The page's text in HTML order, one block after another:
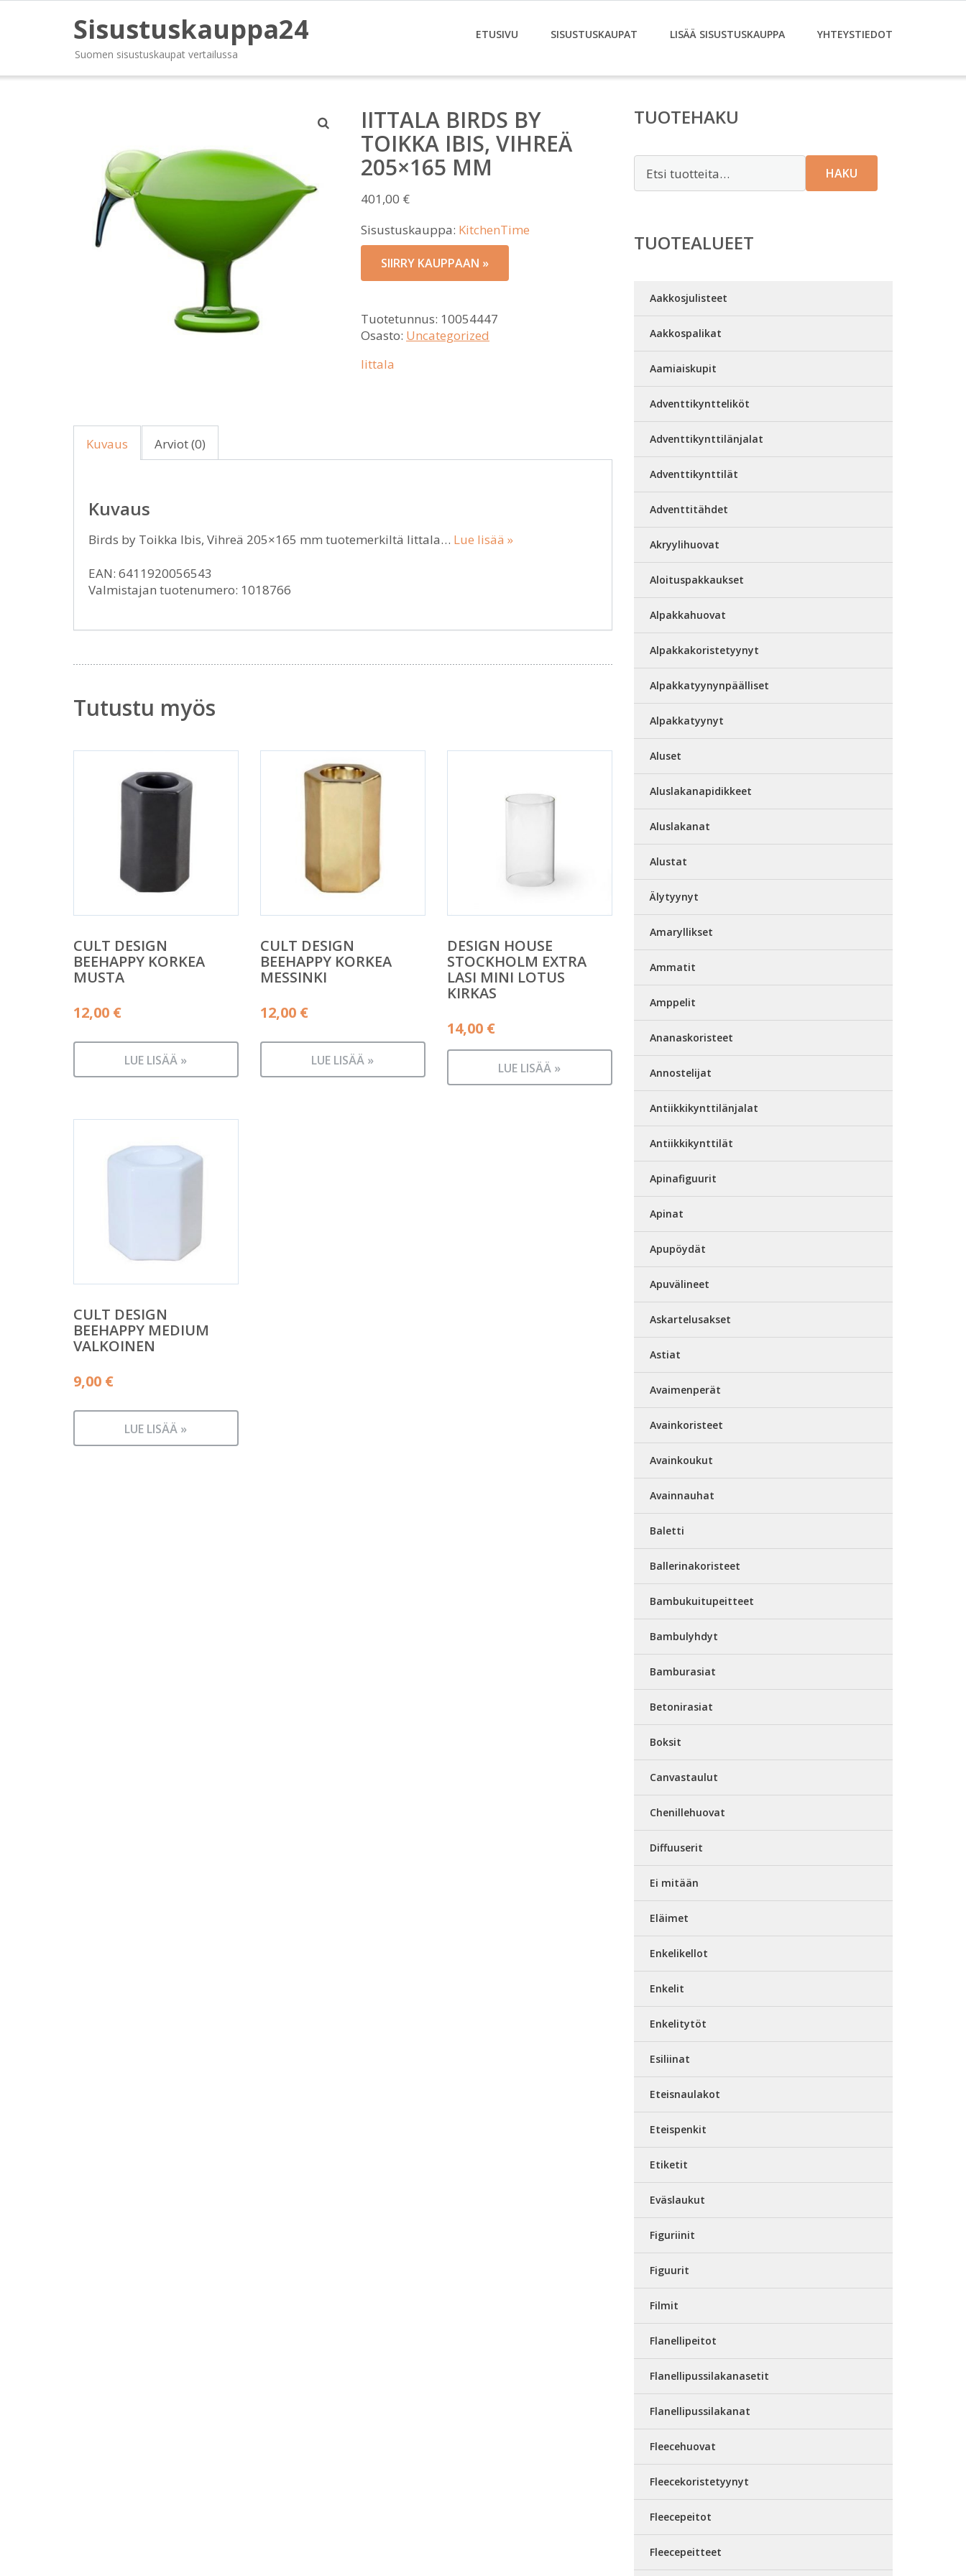
Sisustuskauppa24
Suomen sisustuskaupat vertailussa
ETUSIVU SISUSTUSKAUPAT LISÄÄ SISUSTUSKAUPPA YHTEYSTIEDOT
IITTALA BIRDS BY
TOIKKA IBIS, VIHREÄ
205×165 MM
401,00 €
Sisustuskauppa: KitchenTime
SIIRRY KAUPPAAN »
Tuotetunnus: 10054447
Osasto: Uncategorized
Iittala
Kuvaus Arviot (0)
Kuvaus
Birds by Toikka Ibis, Vihreä 205×165 mm tuotemerkiltä Iittala… Lue lisää »
EAN: 6411920056543
Valmistajan tuotenumero: 1018766
Tutustu myös
CULT DESIGN
BEEHAPPY KORKEA
MUSTA
12,00 €
LUE LISÄÄ »
CULT DESIGN
BEEHAPPY KORKEA
MESSINKI
12,00 €
LUE LISÄÄ »
DESIGN HOUSE
STOCKHOLM EXTRA
LASI MINI LOTUS
KIRKAS
14,00 €
LUE LISÄÄ »
CULT DESIGN
BEEHAPPY MEDIUM
VALKOINEN
9,00 €
LUE LISÄÄ »
TUOTEHAKU
HAKU
TUOTEALUEET
Aakkosjulisteet
Aakkospalikat
Aamiaiskupit
Adventtikyntteliköt
Adventtikynttilänjalat
Adventtikynttilät
Adventtitähdet
Akryylihuovat
Aloituspakkaukset
Alpakkahuovat
Alpakkakoristetyynyt
Alpakkatyynynpäälliset
Alpakkatyynyt
Aluset
Aluslakanapidikkeet
Aluslakanat
Alustat
Älytyynyt
Amaryllikset
Ammatit
Amppelit
Ananaskoristeet
Annostelijat
Antiikkikynttilänjalat
Antiikkikynttilät
Apinafiguurit
Apinat
Apupöydät
Apuvälineet
Askartelusakset
Astiat
Avaimenperät
Avainkoristeet
Avainkoukut
Avainnauhat
Baletti
Ballerinakoristeet
Bambukuitupeitteet
Bambulyhdyt
Bamburasiat
Betonirasiat
Boksit
Canvastaulut
Chenillehuovat
Diffuuserit
Ei mitään
Eläimet
Enkelikellot
Enkelit
Enkelitytöt
Esiliinat
Eteisnaulakot
Eteispenkit
Etiketit
Eväslaukut
Figuriinit
Figuurit
Filmit
Flanellipeitot
Flanellipussilakanasetit
Flanellipussilakanat
Fleecehuovat
Fleecekoristetyynyt
Fleecepeitot
Fleecepeitteet